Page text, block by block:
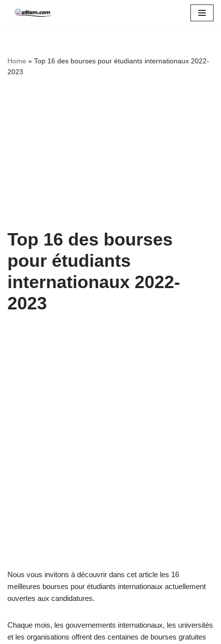
Home » Top 16 des bourses pour étudiants internationaux 2022-
2023
Top 16 des bourses
pour étudiants
internationaux 2022-
2023
Nous vous invitons à découvrir dans cet article les 16
meilleures bourses pour étudiants internationaux actuellement
ouvertes aux candidatures.
Chaque mois, les gouvernements internationaux, les universités
et les organisations offrent des centaines de bourses gratuites